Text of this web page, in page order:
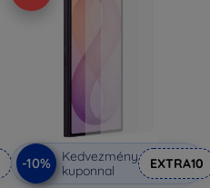
-10%
Kedvezmény
kuponnal
EXTRA10